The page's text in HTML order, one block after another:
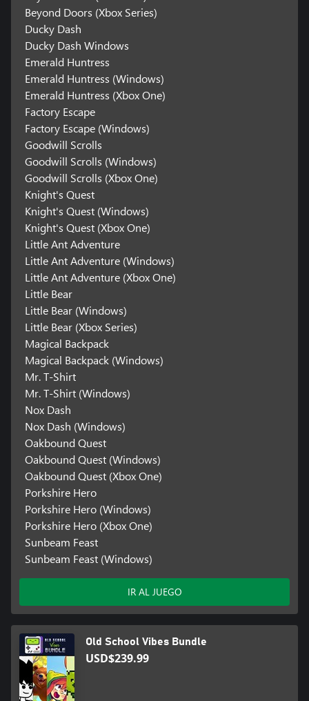
Beyond Doors (Xbox Series)
Ducky Dash
Ducky Dash Windows
Emerald Huntress
Emerald Huntress (Windows)
Emerald Huntress (Xbox One)
Factory Escape
Factory Escape (Windows)
Goodwill Scrolls
Goodwill Scrolls (Windows)
Goodwill Scrolls (Xbox One)
Knight's Quest
Knight's Quest (Windows)
Knight's Quest (Xbox One)
Little Ant Adventure
Little Ant Adventure (Windows)
Little Ant Adventure (Xbox One)
Little Bear
Little Bear (Windows)
Little Bear (Xbox Series)
Magical Backpack
Magical Backpack (Windows)
Mr. T-Shirt
Mr. T-Shirt (Windows)
Nox Dash
Nox Dash (Windows)
Oakbound Quest
Oakbound Quest (Windows)
Oakbound Quest (Xbox One)
Porkshire Hero
Porkshire Hero (Windows)
Porkshire Hero (Xbox One)
Sunbeam Feast
Sunbeam Feast (Windows)
IR AL JUEGO
Old School Vibes Bundle
USD$239.99